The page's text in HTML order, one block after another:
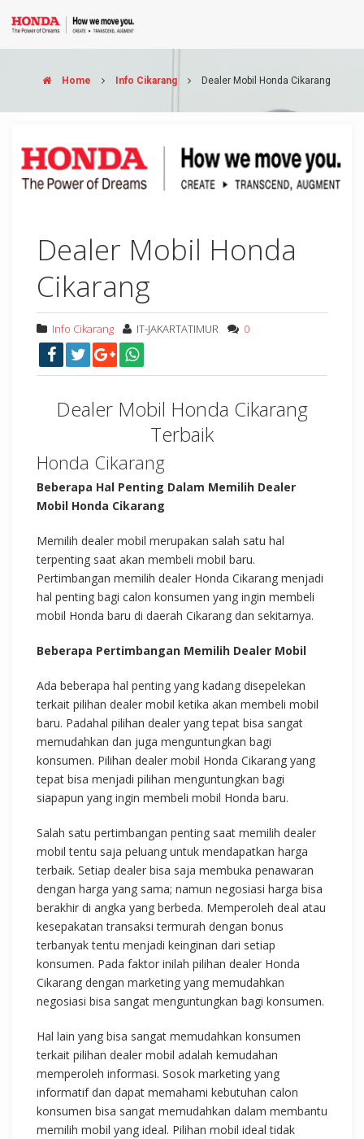
Home Info Cikarang Dealer Mobil Honda Cikarang
Dealer Mobil Honda
Cikarang
Info Cikarang IT-JAKARTATIMUR 0
Dealer Mobil Honda Cikarang
Terbaik
Honda Cikarang
Beberapa Hal Penting Dalam Memilih Dealer
Mobil Honda Cikarang
Memilih dealer mobil merupakan salah satu hal
terpenting saat akan membeli mobil baru.
Pertimbangan memilih dealer Honda Cikarang menjadi
hal penting bagi calon konsumen yang ingin membeli
mobil Honda baru di daerah Cikarang dan sekitarnya.
Beberapa Pertimbangan Memilih Dealer Mobil
Ada beberapa hal penting yang kadang disepelekan
terkait pilihan dealer mobil ketika akan membeli mobil
baru. Padahal pilihan dealer yang tepat bisa sangat
memudahkan dan juga menguntungkan bagi
konsumen. Pilihan dealer mobil Honda Cikarang yang
tepat bisa menjadi pilihan menguntungkan bagi
siapapun yang ingin membeli mobil Honda baru.
Salah satu pertimbangan penting saat memilih dealer
mobil tentu saja peluang untuk mendapatkan harga
terbaik. Setiap dealer bisa saja membuka penawaran
dengan harga yang sama; namun negosiasi harga bisa
berakhir di angka yang berbeda. Memperoleh deal atau
kesepakatan transaksi termurah dengan bonus
terbanyak tentu menjadi keinginan dari setiap
konsumen. Pada faktor inilah pilihan dealer Honda
Cikarang dengan marketing yang memudahkan
negosiasi bisa sangat menguntungkan bagi konsumen.
Hal lain yang bisa sangat memudahkan konsumen
terkait pilihan dealer mobil adalah kemudahan
memperoleh informasi. Sosok marketing yang
informatif dan dapat memahami kebutuhan calon
konsumen bisa sangat memudahkan dalam membantu
memilih mobil yang ideal. Pilihan mobil ideal tidak